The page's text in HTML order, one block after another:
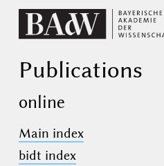
Publications
online
Main index
bidt index